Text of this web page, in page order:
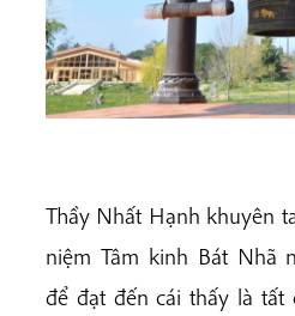
Thầy Nhất Hạnh khuyên
niệm Tâm kinh Bát Nhã
để đạt đến cái thấy là tất